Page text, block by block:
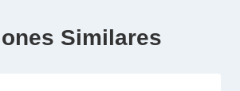
Similares